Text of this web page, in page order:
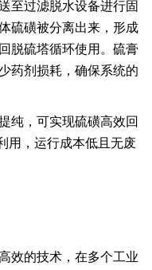
至过滤脱水设备进行固
硫磺被分离出来，形成
脱硫塔循环使用。硫膏
药剂损耗，确保系统的
纯， 可实现硫磺高效回
用，运行成本低且无废
效的技术，在多个工业